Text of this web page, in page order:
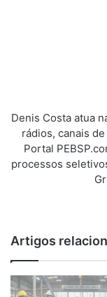
Denis Costa atua
rádios, canais
Portal
processos
Artigos